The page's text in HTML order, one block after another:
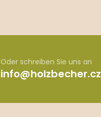
Oder schreiben Sie uns an
info@holzbecher.cz